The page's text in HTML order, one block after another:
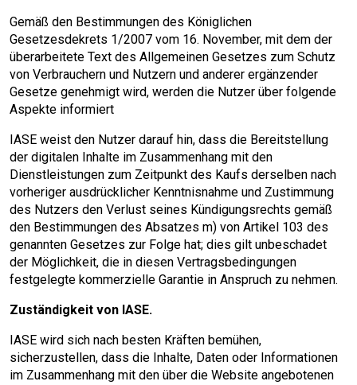
Gemäß den Bestimmungen des Königlichen
Gesetzesdekrets 1/2007 vom 16. November, mit dem der
überarbeitete Text des Allgemeinen Gesetzes zum Schutz
von Verbrauchern und Nutzern und anderer ergänzender
Gesetze genehmigt wird, werden die Nutzer über folgende
Aspekte informiert
IASE weist den Nutzer darauf hin, dass die Bereitstellung
der digitalen Inhalte im Zusammenhang mit den
Dienstleistungen zum Zeitpunkt des Kaufs derselben nach
vorheriger ausdrücklicher Kenntnisnahme und Zustimmung
des Nutzers den Verlust seines Kündigungsrechts gemäß
den Bestimmungen des Absatzes m) von Artikel 103 des
genannten Gesetzes zur Folge hat; dies gilt unbeschadet
der Möglichkeit, die in diesen Vertragsbedingungen
festgelegte kommerzielle Garantie in Anspruch zu nehmen.
Zuständigkeit von IASE.
IASE wird sich nach besten Kräften bemühen,
sicherzustellen, dass die Inhalte, Daten oder Informationen
im Zusammenhang mit den über die Website angebotenen